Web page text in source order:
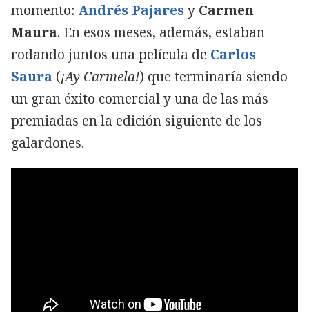
momento: Andrés Pajaresy Carmen
Maura. En esos meses, además, estaban
rodando juntos una película de Carlos
Saura (¡Ay Carmela!) que terminaría siendo
un gran éxito comercial y una de las más
premiadas en la edición siguiente de los
galardones.